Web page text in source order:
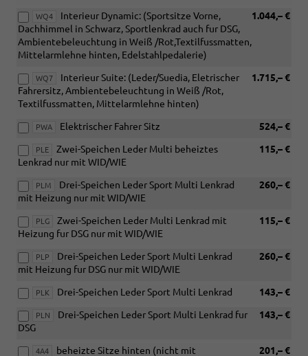
WQ4 1.044,– €
Interieur Dynamic: (Sportsitze Vorne,
Dachhimmel in Schwarz, Sportlenkrad auch fur DSG,
Ambientebeleuchtung in Weiß /Rot,Textilfussmatten,
Mittelarmlehne hinten, Edelstahlpedalerie)
WQ7 1.715,– €
Interieur Suite: (Leder/Suedia, Eletrischer
Fahrersitz, Ambientebeleuchtung in Weiß /Rot,
Textilfussmatten, Mittelarmlehne hinten)
PWA 524,– €
Elektrischer Fahrer Sitz
PLE 115,– €
Zwei-Speichen Leder Multi beheiztes
Lenkrad nur mit WID/WIE
PLM 260,– €
Drei-Speichen Leder Sport Multi Lenkrad
mit Heizung nur mit WID/WIE
PLG 115,– €
Zwei-Speichen Leder Multi Lenkrad mit
Heizung fur DSG nur mit WID/WIE
PLP 260,– €
Drei-Speichen Leder Sport Multi Lenkrad
mit Heizung fur DSG nur mit WID/WIE
PLK 143,– €
Drei-Speichen Leder Sport Multi Lenkrad
PLN 143,– €
Drei-Speichen Leder Sport Multi Lenkrad fur
DSG
4A4 201,– €
beheizte Sitze hinten (nicht mit